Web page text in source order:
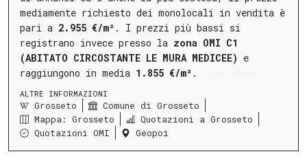
mediamente richiesto dei monolocali in vendita è
pari a 2.955 €/m² . I prezzi più bassi si
registrano invece presso la zona OMI C1
(ABITATO CIRCOSTANTE LE MURA MEDICEE) e
raggiungono in media 1.855 €/m² .
ALTRE INFORMAZIONI
Grosseto
Comune di Grosseto
Mappa: Grosseto
Quotazioni a Grosseto
Quotazioni OMI
Geopoi